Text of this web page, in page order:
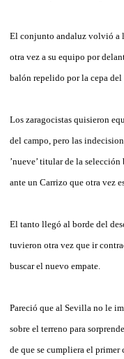
El conjunto andaluz volvió a
otra vez a su equipo por
balón repelido por la cepa del
Los zaragocistas quisieron
del campo, pero las
’nueve’ titular de la
ante un Carrizo que otra vez
El tanto llegó al borde del
tuvieron otra vez que ir
buscar el nuevo empate.
Pareció que al Sevilla no le
sobre el terreno para
de que se cumpliera el primer